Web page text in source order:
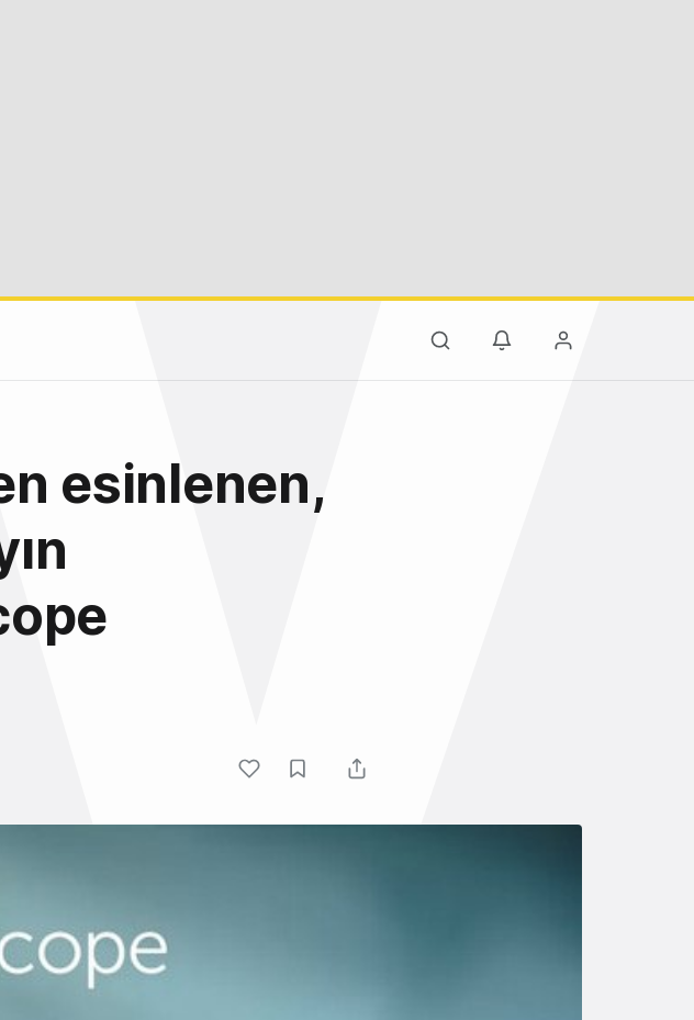
esinlenen,